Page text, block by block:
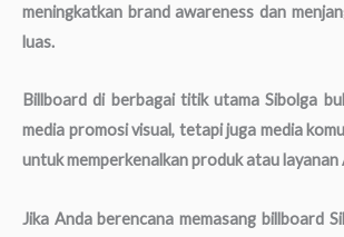
meningkatkan brand awareness dan
luas.
Billboard di berbagai titik utama Sibolga
media promosi visual, tetapi juga media
untuk memperkenalkan produk atau layanan
Jika Anda berencana memasang billboard